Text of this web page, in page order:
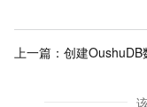
上一篇： 创建OushuDB